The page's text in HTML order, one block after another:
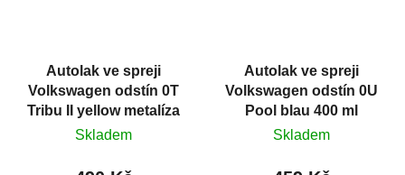
Autolak ve spreji
Volkswagen odstín 0T
Tribu II yellow metalíza
375 ml
Skladem
Autolak ve spreji
Volkswagen odstín 0U
Pool blau 400 ml
Skladem